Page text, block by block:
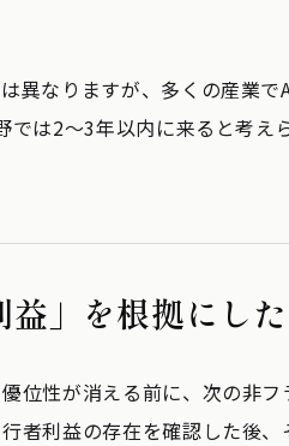
異なりますが、多くの産業
では2〜3年以内に来ると考えら
益」を根拠にし
位性が消える前に、次の非
者利益の存在を確認した後、